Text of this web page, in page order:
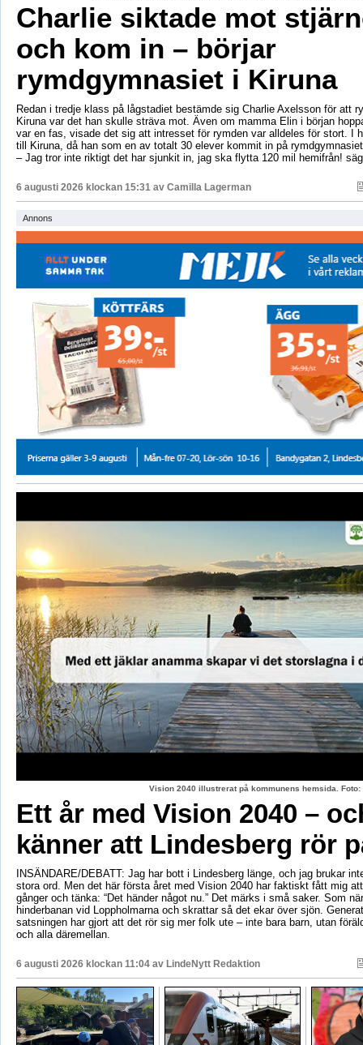
Charlie siktade mot
och kom in – börjar
rymdgymnasiet i Kiruna
Redan i tredje klass på lågstadiet bestämde sig Charlie Axelsson för att
Kiruna var det han skulle sträva mot. Även om mamma Elin i början
var en fas, visade det sig att intresset för rymden var alldeles för stort. I
till Kiruna, då han som en av totalt 30 elever kommit in på
– Jag tror inte riktigt det har sjunkit in, jag ska flytta 120 mil hemifrån!
6 augusti 2026 klockan 15:31 av Camilla Lagerman
Annons
Vision 2040 illustrerat på kommunens hemsida.
Ett år med Vision 2040 –
känner att Lindesberg rör
INSÄNDARE/DEBATT: Jag har bott i Lindesberg länge, och jag brukar
stora ord. Men det här första året med Vision 2040 har faktiskt fått mig
gånger och tänka: “Det händer något nu.” Det märks i små saker. Som
hinderbanan vid Loppholmarna och skrattar så det ekar över sjön.
satsningen har gjort att det rör sig mer folk ute – inte bara barn, utan
och alla däremellan.
6 augusti 2026 klockan 11:04 av LindeNytt Redaktion